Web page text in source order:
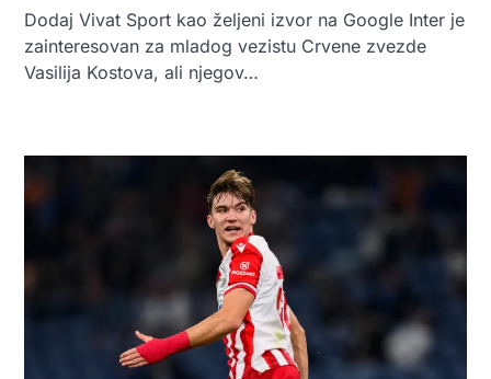
Dodaj Vivat Sport kao željeni izvor na Google Inter je
zainteresovan za mladog vezistu Crvene zvezde
Vasilija Kostova, ali njegov…